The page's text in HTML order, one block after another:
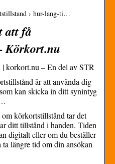
› hur-lang-ti…
att få
Körkort.nu
korkort.nu – En del av STR
är att använda dig
kan skicka in ditt synintyg
körkortstillstånd tar det
ditt tillstånd i handen. Tiden
digitalt eller om du beställer
längre tid om din ansökan